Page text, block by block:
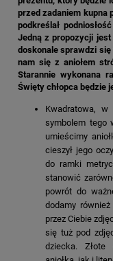
przed zadaniem kupna
podkreślał
Jedną z propozycji
doskonale sprawdzi
nam się z aniołem
Starannie wykonana
Święty chłopca będzie
Kwadratowa,
symbolem tego
umieścimy
cieszył jego
do ramki
stanowić
powrót do
dodamy
przez Ciebie
się tuż pod
dziecka. Złote